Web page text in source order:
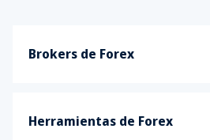
Brokers de Forex
Herramientas de Forex